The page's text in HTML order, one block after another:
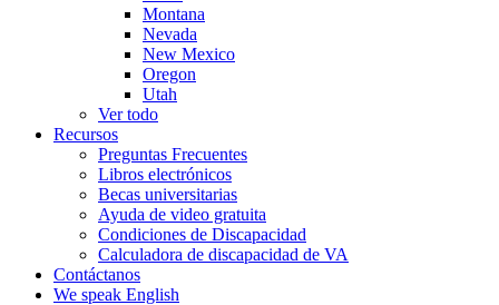
Montana
Nevada
New Mexico
Oregon
Utah
Ver todo
Recursos
Preguntas Frecuentes
Libros electrónicos
Becas universitarias
Ayuda de video gratuita
Condiciones de Discapacidad
Calculadora de discapacidad de VA
Contáctanos
We speak English